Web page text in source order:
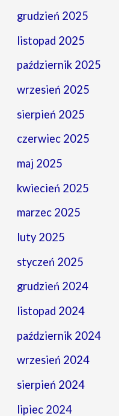
grudzień 2025
listopad 2025
październik 2025
wrzesień 2025
sierpień 2025
czerwiec 2025
maj 2025
kwiecień 2025
marzec 2025
luty 2025
styczeń 2025
grudzień 2024
listopad 2024
październik 2024
wrzesień 2024
sierpień 2024
lipiec 2024